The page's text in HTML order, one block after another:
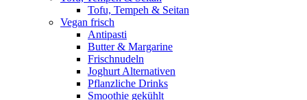
Tofu, Tempeh & Seitan
Vegan frisch
Antipasti
Butter & Margarine
Frischnudeln
Joghurt Alternativen
Pflanzliche Drinks
Smoothie gekühlt